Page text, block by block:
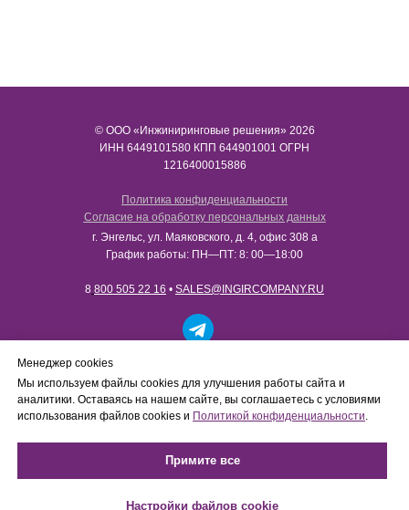
Менеджер cookies
Мы используем файлы cookies для улучшения работы сайта и
аналитики. Оставаясь на нашем сайте, вы соглашаетесь с условиями
использования файлов cookies и Политикой конфиденциальности.
Примите все
Настройки файлов cookie
© ООО «Инжиниринговые решения» 2026
ИНН​​​​​​​ 6449101580 КПП 644901001 ОГРН
1216400015886
Политика конфиденциальности
Согласие на обработку персональных данных
Работаем только с юридическими лицами в рамках
B2B-сотрудничества. Сайт носит информационный
характер, не является интернет-магазином и не
осуществляет розничную продажу товаров
физическим лицам.
г. Энгельс, ул. Маяковского, д. 4, офис 308 а
График работы: ПН—ПТ: 8: 00—18:00
8 800 505 22 16 • SALES@INGIRCOMPANY.RU